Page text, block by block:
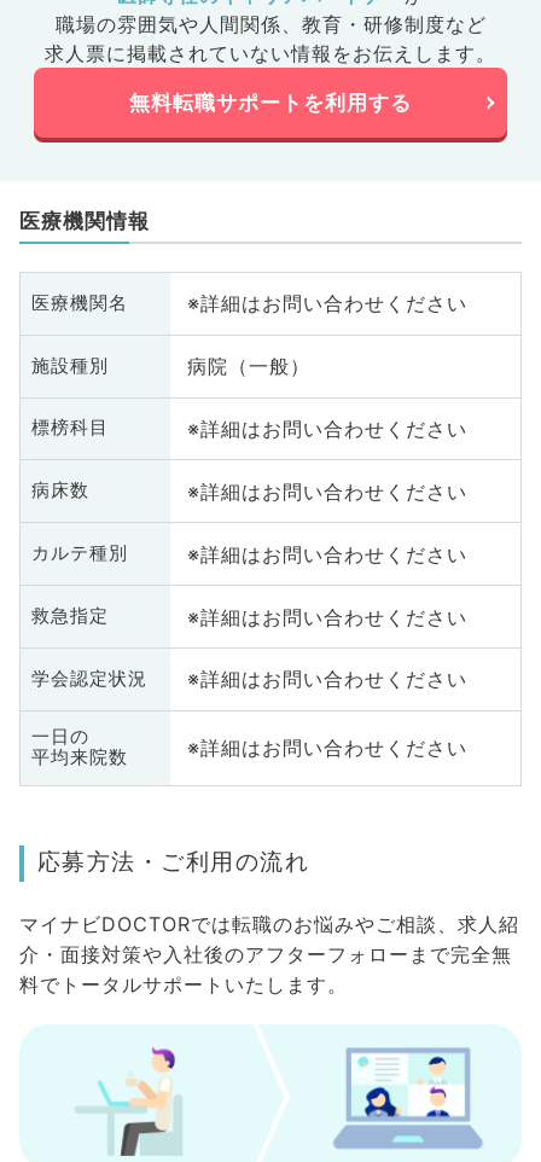
職場の雰囲気や人間関係、 教育・研修制度など
求人票に掲載されていない情報をお伝えします。
無料転職サポートを利用する
医療機関情報
医療機関名 ※詳細はお問い合わせください
施設種別 病院（一般）
標榜科目 ※詳細はお問い合わせください
病床数 ※詳細はお問い合わせください
カルテ種別 ※詳細はお問い合わせください
救急指定 ※詳細はお問い合わせください
学会認定状況 ※詳細はお問い合わせください
一日の
平均来院数
※詳細はお問い合わせください
応募方法・ご利用の流れ
マイナビDOCTORでは転職のお悩みやご相談、求人紹
介・面接対策や入社後のアフターフォローまで完全無
料でトータルサポートいたします。